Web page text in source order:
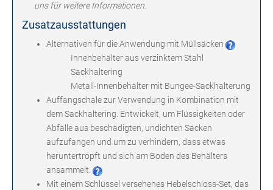
uns für weitere Informationen.
Zusatzausstattungen
Alternativen für die Anwendung mit Müllsäcken
Innenbehälter aus verzinktem Stahl
Sackhaltering
Metall-Innenbehälter mit Bungee-Sackhalterung
Auffangschale zur Verwendung in Kombination mit
dem Sackhaltering. Entwickelt, um Flüssigkeiten oder
Abfälle aus beschädigten, undichten Säcken
aufzufangen und um zu verhindern, dass etwas
heruntertropft und sich am Boden des Behälters
ansammelt.
Mit einem Schlüssel versehenes Hebelschloss-Set, das